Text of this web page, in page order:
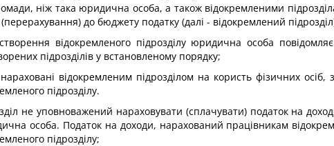
ніж така юридична особа, а також відокремленими
до бюджету податку (далі - відокремлений
відокремленого підрозділу юридична особа
підрозділів у встановленому порядку;
відокремленим підрозділом на користь фізичних
підрозділу.
не уповноважений нараховувати (сплачувати) податок на
особа. Податок на доходи, нарахований працівникам
підрозділу;